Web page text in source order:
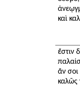
καὶ
ἔστιν
ἄν σοι
καλῶς